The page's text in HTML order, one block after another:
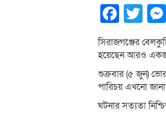
সিরাজগঞ্জের
হয়েছেন আরও
শুক্রবার (৫ জুন)
পারিচয় এখনো জানা
ঘটনার সত্যতা